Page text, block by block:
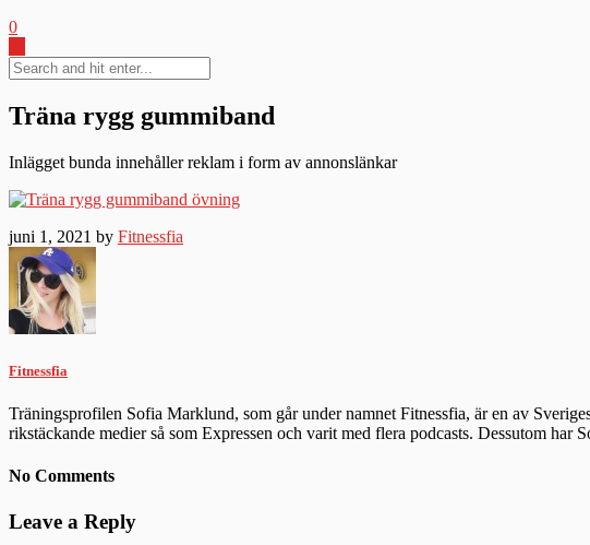
0
Träna rygg gummiband
Inlägget bunda innehåller reklam i form av annonslänkar
juni 1, 2021 by Fitnessfia
Fitnessfia
Träningsprofilen Sofia Marklund, som går under namnet Fitnessfia, är en av
rikstäckande medier så som Expressen och varit med flera podcasts. Dessutom
No Comments
Leave a Reply